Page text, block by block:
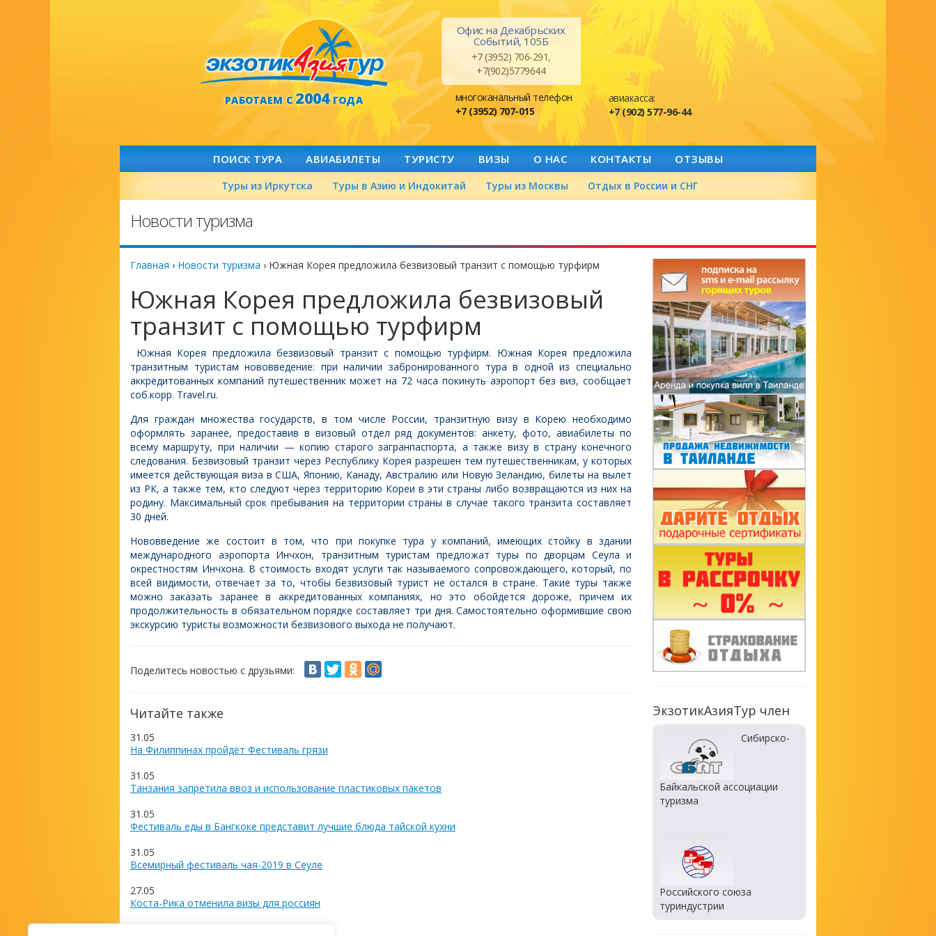
РАБОТАЕМ С2004ГОДА
Офис на Декабрьских
Событий, 105Б
+7 (3952) 706-291,
+7(902)5779644
многоканальный телефон
+7 (3952) 707-015
авиакасса:
+7 (902) 577-96-44
ПОИСК ТУРА АВИАБИЛЕТЫ ТУРИСТУ ВИЗЫ О НАС КОНТАКТЫ ОТЗЫВЫ
Туры из Иркутска Туры в Азию и Индокитай Туры из Москвы Отдых в России и СНГ
Новости туризма
Главная › Новости туризма › Южная Корея предложила безвизовый транзит с помощью турфирм
Южная Корея предложила безвизовый
транзит с помощью турфирм
Южная Корея предложила безвизовый транзит с помощью турфирм. Южная Корея предложила
транзитным туристам нововведение: при наличии забронированного тура в одной из специально
аккредитованных компаний путешественник может на 72 часа покинуть аэропорт без виз, сообщает
соб.корр. Travel.ru.
Для граждан множества государств, в том числе России, транзитную визу в Корею необходимо
оформлять заранее, предоставив в визовый отдел ряд документов: анкету, фото, авиабилеты по
всему маршруту, при наличии — копию старого загранпаспорта, а также визу в страну конечного
следования. Безвизовый транзит через Республику Корея разрешен тем путешественникам, у которых
имеется действующая виза в США, Японию, Канаду, Австралию или Новую Зеландию, билеты на вылет
из РК, а также тем, кто следуют через территорию Кореи в эти страны либо возвращаются из них на
родину. Максимальный срок пребывания на территории страны в случае такого транзита составляет
30 дней.
Нововведение же состоит в том, что при покупке тура у компаний, имеющих стойку в здании
международного аэропорта Инчхон, транзитным туристам предложат туры по дворцам Сеула и
окрестностям Инчхона. В стоимость входят услуги так называемого сопровождающего, который, по
всей видимости, отвечает за то, чтобы безвизовый турист не остался в стране. Такие туры также
можно заказать заранее в аккредитованных компаниях, но это обойдется дороже, причем их
продолжительность в обязательном порядке составляет три дня. Самостоятельно оформившие свою
экскурсию туристы возможности безвизового выхода не получают.
Поделитесь новостью с друзьями:
Читайте также
31.05
На Филиппинах пройдёт Фестиваль грязи
31.05
Танзания запретила ввоз и использование пластиковых пакетов
31.05
Фестиваль еды в Бангкоке представит лучшие блюда тайской кухни
31.05
Всемирный фестиваль чая-2019 в Сеуле
27.05
Коста-Рика отменила визы для россиян
ЭкзотикАзияТур член
Сибирско-
Байкальской ассоциации
туризма
Российского союза
туриндустрии